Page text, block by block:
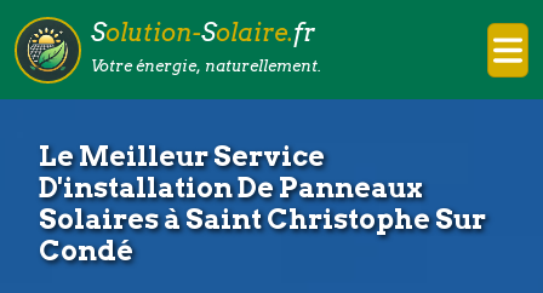
Solution-Solaire.fr
Votre énergie, naturellement.
Le Meilleur Service
D'installation De Panneaux
Solaires à Saint Christophe Sur
Condé